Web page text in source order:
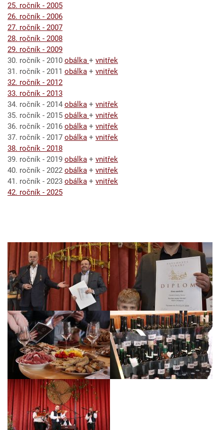
25. ročník - 2005
26. ročník - 2006
27. ročník - 2007
28. ročník - 2008
29. ročník - 2009
30. ročník - 2010 obálka + vnitřek
31. ročník - 2011 obálka + vnitřek
32. ročník - 2012
33. ročník - 2013
34. ročník - 2014 obálka + vnitřek
35. ročník - 2015 obálka + vnitřek
36. ročník - 2016 obálka + vnitřek
37. ročník - 2017 obálka + vnitřek
38. ročník - 2018
39. ročník - 2019 obálka + vnitřek
40. ročník - 2022 obálka + vnitřek
41. ročník - 2023 obálka + vnitřek
42. ročník - 2025